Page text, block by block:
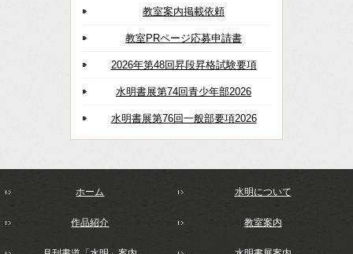
教室案内掲載依頼
教室PRページ応募申請書
2026年第48回昇段昇格試験要項
水明書展第74回青少年部2026
水明書展第76回一般部要項2026
ホーム 水明について
作品紹介 教室案内